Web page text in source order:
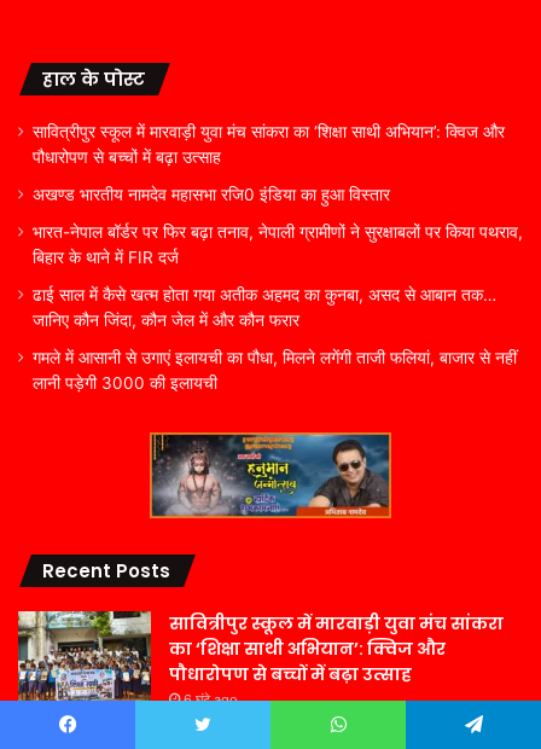
हाल के पोस्ट
सावित्रीपुर स्कूल में मारवाड़ी युवा मंच सांकरा का ‘शिक्षा साथी अभियान’: क्विज और
पौधारोपण से बच्चों में बढ़ा उत्साह
अखण्ड भारतीय नामदेव महासभा रजि0 इंडिया का हुआ विस्तार
भारत-नेपाल बॉर्डर पर फिर बढ़ा तनाव, नेपाली ग्रामीणों ने सुरक्षाबलों पर किया पथराव,
बिहार के थाने में FIR दर्ज
ढाई साल में कैसे खत्म होता गया अतीक अहमद का कुनबा, असद से आबान तक…
जानिए कौन जिंदा, कौन जेल में और कौन फरार
गमले में आसानी से उगाएं इलायची का पौधा, मिलने लगेंगी ताजी फलियां, बाजार से नहीं
लानी पड़ेगी 3000 की इलायची
Recent Posts
सावित्रीपुर स्कूल में मारवाड़ी युवा मंच सांकरा
का ‘शिक्षा साथी अभियान’: क्विज और
पौधारोपण से बच्चों में बढ़ा उत्साह
6 घंटे ago
अखण्ड भारतीय नामदेव महासभा रजि0 इंडिया